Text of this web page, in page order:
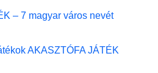
– 7 magyar város nevét
AKASZTÓFA JÁTÉK